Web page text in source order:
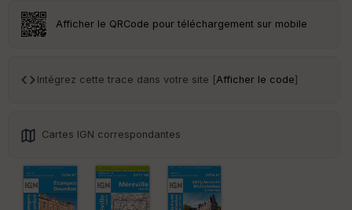
Afficher le QRCode pour téléchargement sur mobile
Intégrez cette trace dans votre site [Afficher le code]
Cartes IGN correspondantes